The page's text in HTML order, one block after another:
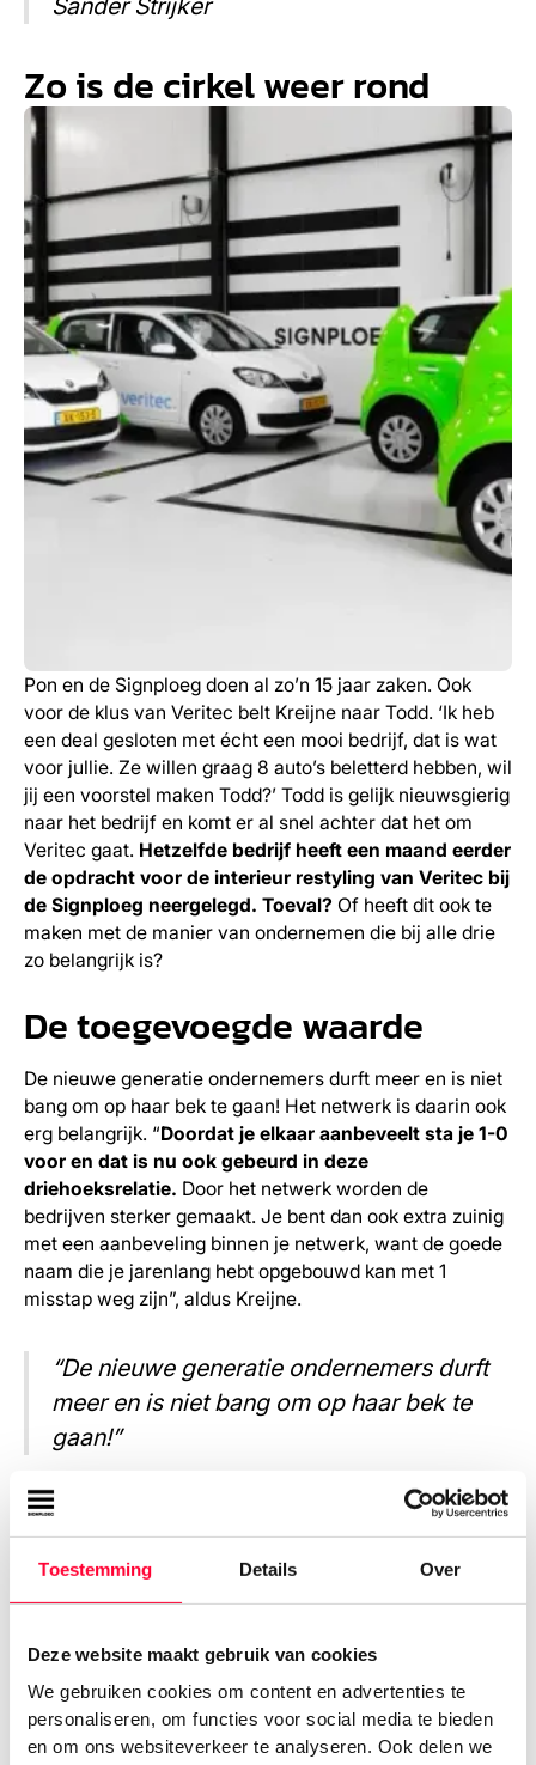
Toestemming Details Over
Deze website maakt gebruik van cookies
We gebruiken cookies om content en advertenties te
personaliseren, om functies voor social media te bieden
en om ons websiteverkeer te analyseren. Ook delen we
Sander Strijker
Zo is de cirkel weer rond
Pon en de Signploeg doen al zo’n 15 jaar zaken. Ook
voor de klus van Veritec belt Kreijne naar Todd. ‘Ik heb
een deal gesloten met écht een mooi bedrijf, dat is wat
voor jullie. Ze willen graag 8 auto’s beletterd hebben, wil
jij een voorstel maken Todd?’ Todd is gelijk nieuwsgierig
naar het bedrijf en komt er al snel achter dat het om
Veritec gaat. Hetzelfde bedrijf heeft een maand eerder
de opdracht voor de interieur restyling van Veritec bij
de Signploeg neergelegd. Toeval? Of heeft dit ook te
maken met de manier van ondernemen die bij alle drie
zo belangrijk is?
De toegevoegde waarde
De nieuwe generatie ondernemers durft meer en is niet
bang om op haar bek te gaan! Het netwerk is daarin ook
erg belangrijk. “Doordat je elkaar aanbeveelt sta je 1-0
voor en dat is nu ook gebeurd in deze
driehoeksrelatie. Door het netwerk worden de
bedrijven sterker gemaakt. Je bent dan ook extra zuinig
met een aanbeveling binnen je netwerk, want de goede
naam die je jarenlang hebt opgebouwd kan met 1
misstap weg zijn”, aldus Kreijne.
“De nieuwe generatie ondernemers durft
meer en is niet bang om op haar bek te
gaan!”
Lange termijn relatie is de
focus
hebben dezelfde focus in 2019.De relatie met je klant
is belangrijker dan het winstoogmerk.Natuurlijk ligt
daar bij elk gezond bedrijf een focus op, maar de lange
termijn relatie heeft uiteindelijk meer waarde! Je kent de